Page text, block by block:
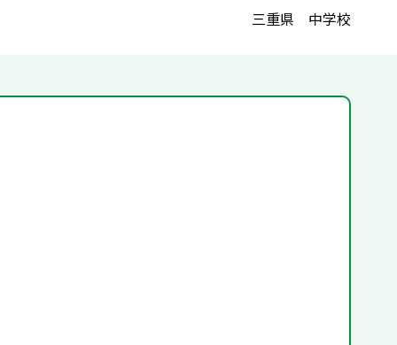
三重県 中学校